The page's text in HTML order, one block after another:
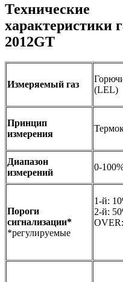
Технические
характеристики
2012GT
Измеряемый газ
(LEL)
Принцип
измерения
Диапазон
измерений
0-
Пороги
сигнализации*
*регулируемые
1-й:
2-й: